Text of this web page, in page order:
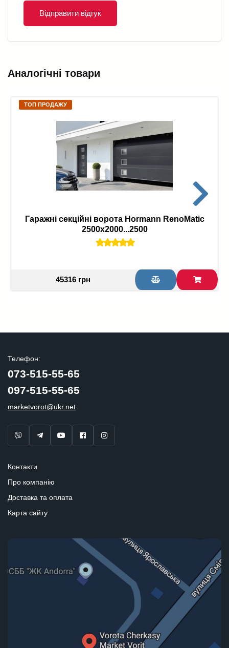
Відправити відгук
Аналогічні товари
ТОП ПРОДАЖУ
Гаражні секційні ворота Hormann RenoMatic
2500х2000...2500
45316 грн
Телефон:
073-515-55-65
097-515-55-65
marketvorot@ukr.net
Контакти
Про компанію
Доставка та оплата
Карта сайту